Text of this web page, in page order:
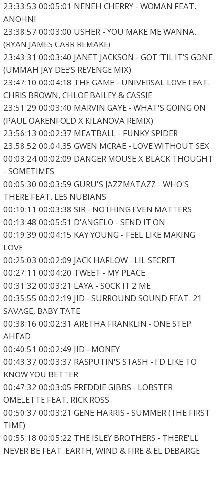
23:33:53 00:05:01 NENEH CHERRY - WOMAN FEAT.
ANOHNI
23:38:57 00:03:00 USHER - YOU MAKE ME WANNA...
(RYAN JAMES CARR REMAKE)
23:43:31 00:03:40 JANET JACKSON - GOT ‘TIL IT’S GONE
(UMMAH JAY DEE’S REVENGE MIX)
23:47:10 00:04:18 THE GAME - UNIVERSAL LOVE FEAT.
CHRIS BROWN, CHLOE BAILEY & CASSIE
23:51:29 00:03:40 MARVIN GAYE - WHAT'S GOING ON
(PAUL OAKENFOLD X KILANOVA REMIX)
23:56:13 00:02:37 MEATBALL - FUNKY SPIDER
23:58:52 00:04:35 GWEN MCRAE - LOVE WITHOUT SEX
00:03:24 00:02:09 DANGER MOUSE X BLACK THOUGHT
- SOMETIMES
00:05:30 00:03:59 GURU'S JAZZMATAZZ - WHO'S
THERE FEAT. LES NUBIANS
00:10:11 00:03:38 SIR - NOTHING EVEN MATTERS
00:13:48 00:05:51 D'ANGELO - SEND IT ON
00:19:39 00:04:15 KAY YOUNG - FEEL LIKE MAKING
LOVE
00:25:03 00:02:09 JACK HARLOW - LIL SECRET
00:27:11 00:04:20 TWEET - MY PLACE
00:31:32 00:03:21 LAYA - SOCK IT 2 ME
00:35:55 00:02:19 JID - SURROUND SOUND FEAT. 21
SAVAGE, BABY TATE
00:38:16 00:02:31 ARETHA FRANKLIN - ONE STEP
AHEAD
00:40:51 00:02:49 JID - MONEY
00:43:37 00:03:37 RASPUTIN'S STASH - I'D LIKE TO
KNOW YOU BETTER
00:47:32 00:03:05 FREDDIE GIBBS - LOBSTER
OMELETTE FEAT. RICK ROSS
00:50:37 00:03:21 GENE HARRIS - SUMMER (THE FIRST
TIME)
00:55:18 00:05:22 THE ISLEY BROTHERS - THERE'LL
NEVER BE FEAT. EARTH, WIND & FIRE & EL DEBARGE